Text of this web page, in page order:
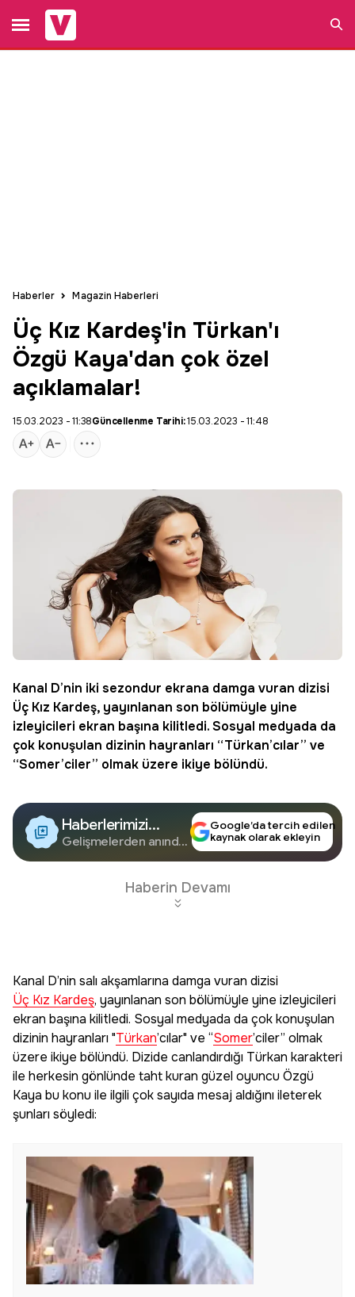
Haberler Magazin Haberleri
Üç Kız Kardeş'in Türkan'ı
Özgü Kaya'dan çok özel
açıklamalar!
15.03.2023 - 11:38Güncellenme Tarihi:15.03.2023 - 11:48
Kanal D’nin iki sezondur ekrana damga vuran dizisi
Üç Kız Kardeş, yayınlanan son bölümüyle yine
izleyicileri ekran başına kilitledi. Sosyal medyada da
çok konuşulan dizinin hayranları “Türkan’cılar” ve
“Somer’ciler” olmak üzere ikiye bölündü.
Haberlerimizi
Google'da Takip
Edin
Gelişmelerden anında
Google’da tercih edilen
kaynak olarak ekleyin
Haberin Devamı
Kanal D’nin salı akşamlarına damga vuran dizisi
Üç Kız Kardeş, yayınlanan son bölümüyle yine izleyicileri
ekran başına kilitledi. Sosyal medyada da çok konuşulan
dizinin hayranları "Türkan’cılar" ve “Somer’ciler” olmak
üzere ikiye bölündü. Dizide canlandırdığı Türkan karakteri
ile herkesin gönlünde taht kuran güzel oyuncu Özgü
Kaya bu konu ile ilgili çok sayıda mesaj aldığını ileterek
şunları söyledi: